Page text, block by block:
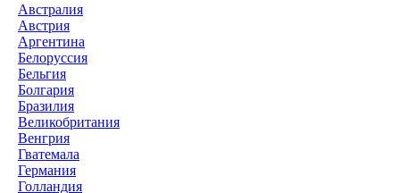
Австралия
Австрия
Аргентина
Белоруссия
Бельгия
Болгария
Бразилия
Великобритания
Венгрия
Гватемала
Германия
Голландия